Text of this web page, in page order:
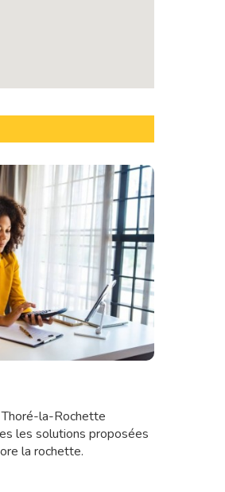
la-Rochette
les solutions proposées
la rochette.